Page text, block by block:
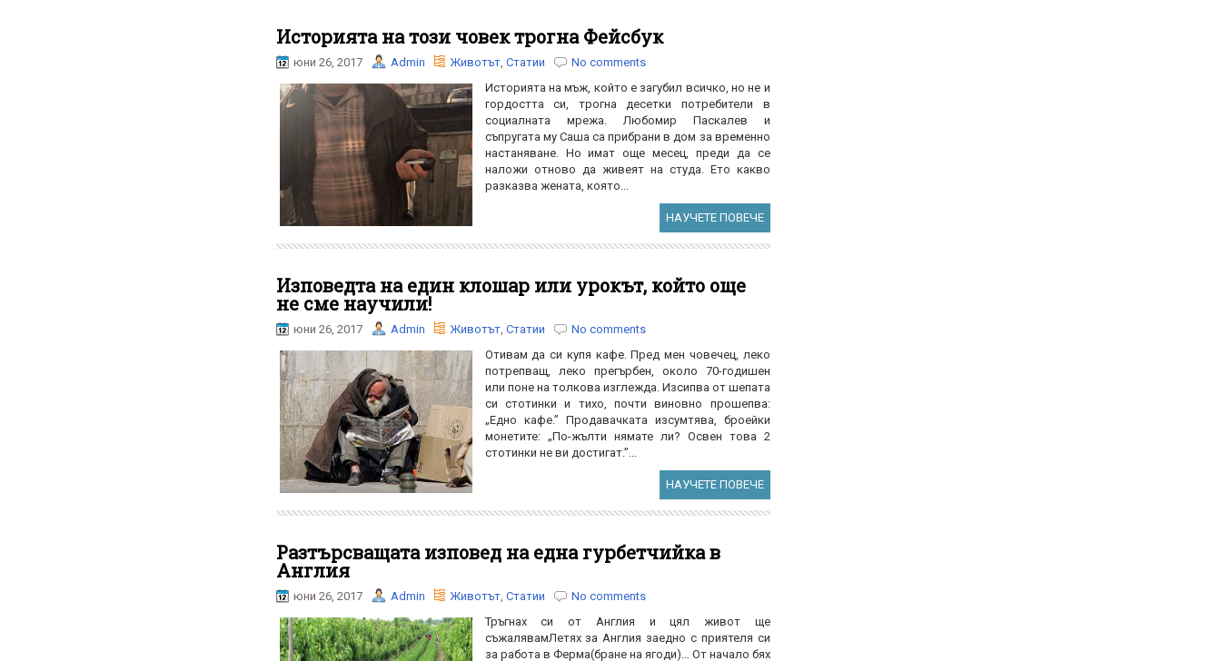
Историята на този човек трогна Фейсбук
юни 26, 2017 Admin Животът, Статии
No comments
Историята на мъж, който е загубил всичко, но не и
гордостта си, трогна десетки потребители в
социалната мрежа. Любомир Паскалев и
съпругата му Саша са прибрани в дом за временно
настаняване. Но имат още месец, преди да се
наложи отново да живеят на студа. Ето какво
разказва жената, която...
НАУЧЕТЕ ПОВЕЧЕ
Изповедта на един клошар или урокът, който още
не сме научили!
юни 26, 2017 Admin Животът, Статии
No comments
Отивам да си купя кафе. Пред мен човечец, леко
потрепващ, леко прегърбен, около 70-годишен
или поне на толкова изглежда. Изсипва от шепата
си стотинки и тихо, почти виновно прошепва:
„Едно кафе.” Продавачката изсумтява, броейки
монетите: „По-жълти нямате ли? Освен това 2
стотинки не ви достигат.”...
НАУЧЕТЕ ПОВЕЧЕ
Разтърсващата изповед на една гурбетчийка в
Англия
юни 26, 2017 Admin Животът, Статии
No comments
Тръгнах си от Англия и цял живот ще
съжалявамЛетях за Англия заедно с приятеля си
за работа в Ферма(бране на ягоди)… От начало бях